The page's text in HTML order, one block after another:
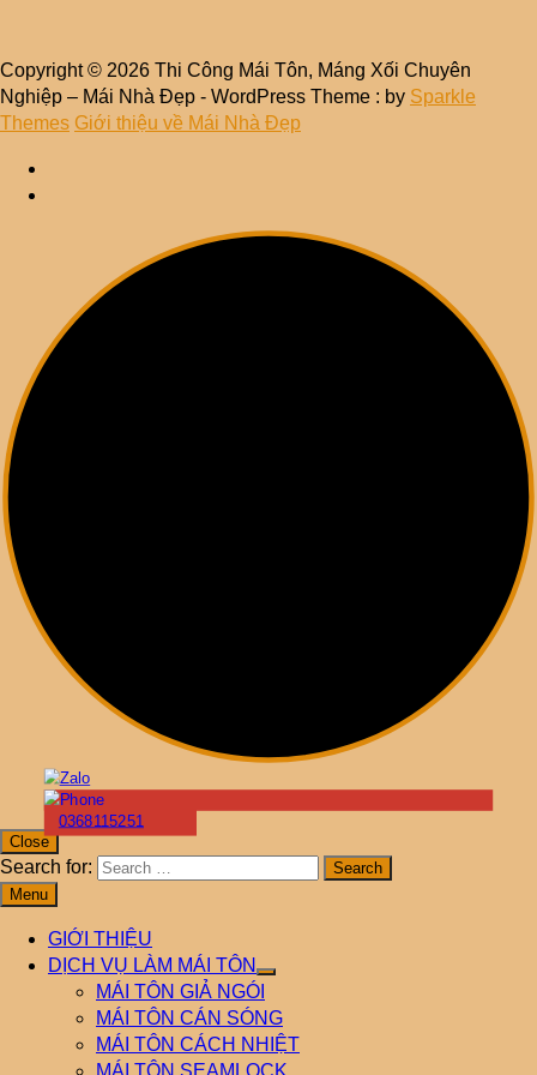
Copyright © 2026 Thi Công Mái Tôn, Máng Xối Chuyên
Nghiệp – Mái Nhà Đẹp - WordPress Theme : by Sparkle
Themes Giới thiệu về Mái Nhà Đẹp
0368115251
Close
Search for:
Menu
GIỚI THIỆU
DỊCH VỤ LÀM MÁI TÔN
MÁI TÔN GIẢ NGÓI
MÁI TÔN CÁN SÓNG
MÁI TÔN CÁCH NHIỆT
MÁI TÔN SEAMLOCK